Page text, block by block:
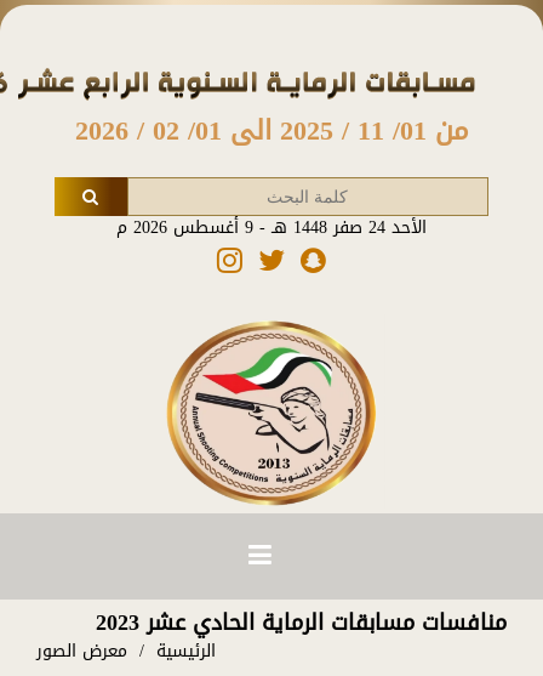
من 01/ 11 / 2025 الى 01/ 02 / 2026
الأحد 24 صفر 1448 هـ - 9 أغسطس 2026 م
منافسات مسابقات الرماية الحادي عشر 2023
الرئيسية معرض الصور